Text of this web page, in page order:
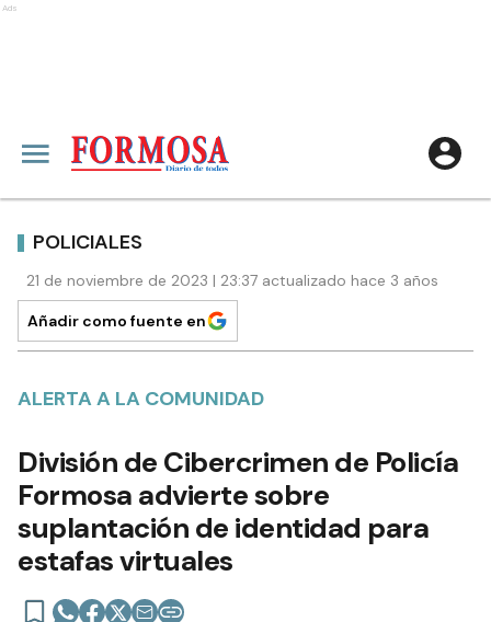
Ads
POLICIALES
21 de noviembre de 2023 | 23:37 actualizado hace 3 años
Añadir como fuente en
ALERTA A LA COMUNIDAD
División de Cibercrimen de Policía
Formosa advierte sobre
suplantación de identidad para
estafas virtuales